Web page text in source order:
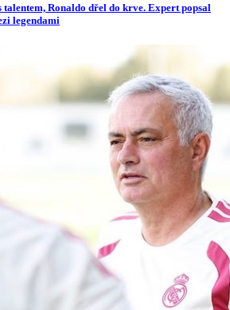
talentem, Ronaldo dřel do krve. Expert popsal
legendami